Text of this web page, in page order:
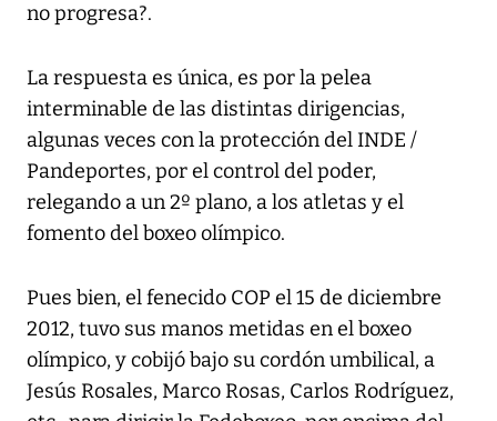
no progresa?.
La respuesta es única, es por la pelea
interminable de las distintas dirigencias,
algunas veces con la protección del INDE /
Pandeportes, por el control del poder,
relegando a un 2º plano, a los atletas y el
fomento del boxeo olímpico.
Pues bien, el fenecido COP el 15 de diciembre
2012, tuvo sus manos metidas en el boxeo
olímpico, y cobijó bajo su cordón umbilical, a
Jesús Rosales, Marco Rosas, Carlos Rodríguez,